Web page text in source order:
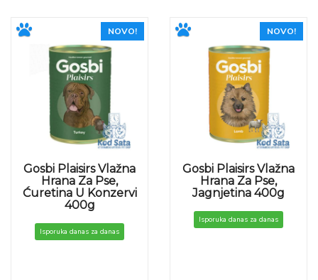
NOVO!
Gosbi Plaisirs Vlažna
Hrana Za Pse,
Ćuretina U Konzervi
400g
Isporuka danas za danas
NOVO!
Gosbi Plaisirs Vlažna
Hrana Za Pse,
Jagnjetina 400g
Isporuka danas za danas